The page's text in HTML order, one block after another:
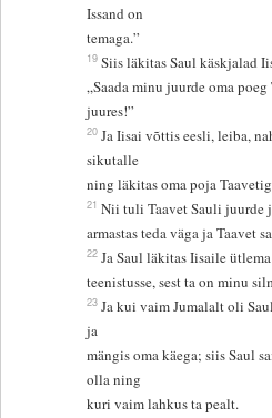
Issand on
temaga.”
19 Siis läkitas Saul käskjalad
„Saada minu juurde oma
juures!”
20 Ja Iisai võttis eesli, leiba,
sikutalle
ning läkitas oma poja
21 Nii tuli Taavet Sauli juurde
armastas teda väga ja Taavet
22 Ja Saul läkitas Iisaile
teenistusse, sest ta on minu
23 Ja kui vaim Jumalalt oli
ja
mängis oma käega; siis Saul
olla ning
kuri vaim lahkus ta pealt.